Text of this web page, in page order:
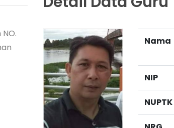
Nama
NIP
NUPTK